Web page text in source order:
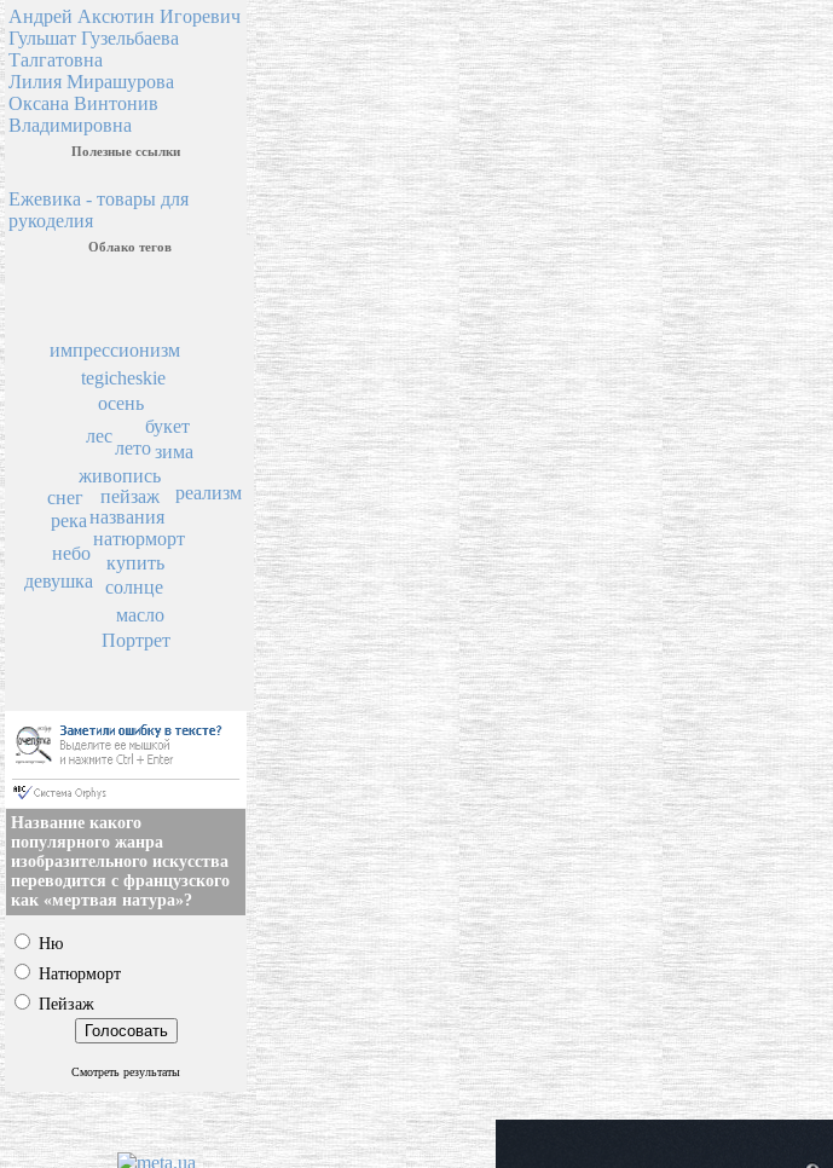
Андрей Аксютин Игоревич
Гульшат Гузельбаева
Талгатовна
Лилия Мирашурова
Оксана Винтонив
Владимировна
Полезные ссылки
Ежевика - товары для
рукоделия
Облако тегов
пейзаж
названия
живопись
лето
натюрморт
купить
солнце
лес
зима
осень
букет
масло
река
снег
tegicheskie
реализм
небо
импрессионизм
Портрет
девушка
Название какого
популярного жанра
изобразительного искусства
переводится с французского
как «мертвая натура»?
Ню
Натюрморт
Пейзаж
Смотреть результаты